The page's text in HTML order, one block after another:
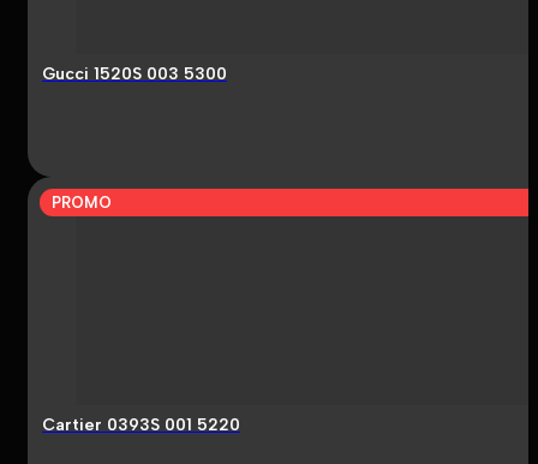
Gucci 1520S 003 5300
PROMO
Cartier 0393S 001 5220